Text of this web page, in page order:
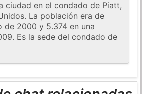
ciudad en el condado de Piatt,
La población era de
de 2000 y 5.374 en una
Es la sede del condado de